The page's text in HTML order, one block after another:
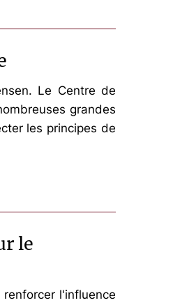
Le Centre de
grandes
les principes de
le
l'influence